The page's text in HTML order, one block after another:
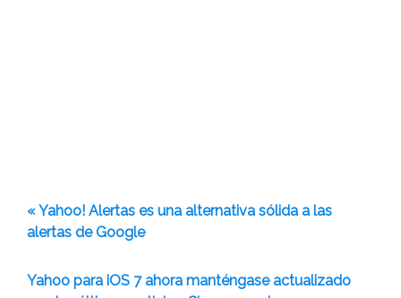
« Yahoo! Alertas es una alternativa sólida a las
alertas de Google
Yahoo para iOS 7 ahora manténgase actualizado